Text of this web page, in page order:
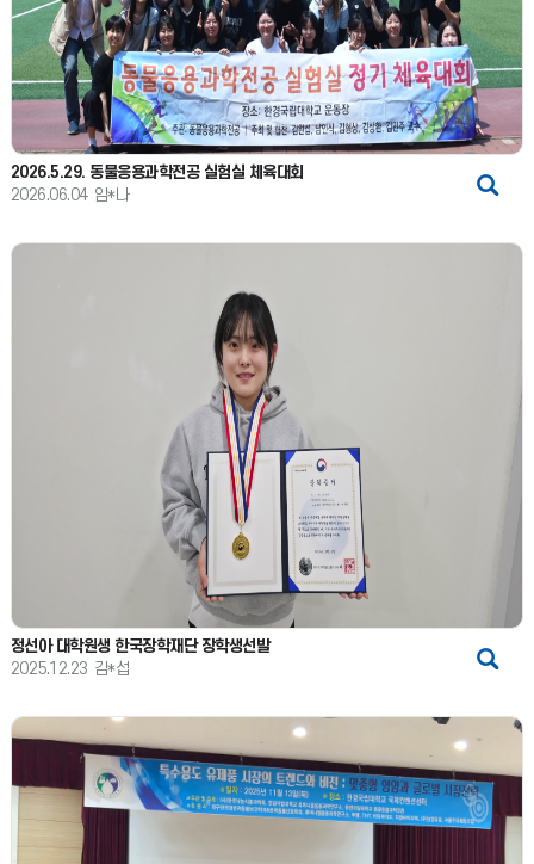
2026.5.29. 동물응용과학전공 실험실 체육대회
2026.06.04 임*나
정선아 대학원생 한국장학재단 장학생선발
2025.12.23 김*섭